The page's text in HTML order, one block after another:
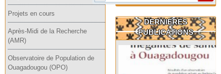
Projets en cours
Après-Midi de la Recherche
(AMR)
Observatoire de Population de
Ouagadougou (OPO)
DERNIERES
PUBLICATIONS